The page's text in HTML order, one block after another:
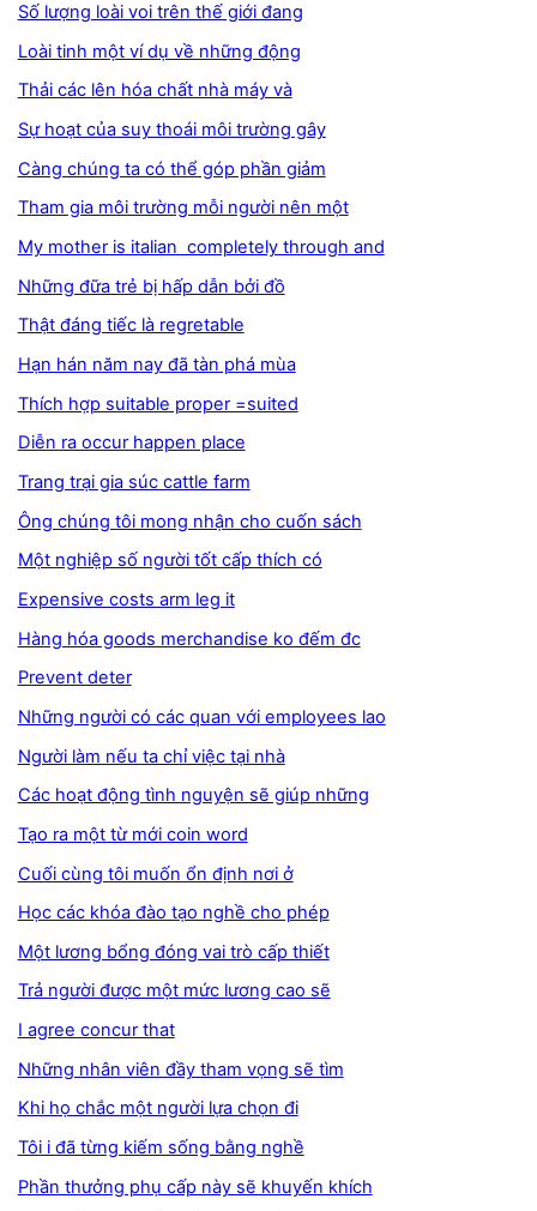
Số lượng loài voi trên thế giới đang
Loài tinh một ví dụ về những động
Thải các lên hóa chất nhà máy và
Sự hoạt của suy thoái môi trường gây
Càng chúng ta có thể góp phần giảm
Tham gia môi trường mỗi người nên một
My mother is italian completely through and
Những đữa trẻ bị hấp dẫn bởi đồ
Thật đáng tiếc là regretable
Hạn hán năm nay đã tàn phá mùa
Thích hợp suitable proper =suited
Diễn ra occur happen place
Trang trại gia súc cattle farm
Ông chúng tôi mong nhận cho cuốn sách
Một nghiệp số người tốt cấp thích có
Expensive costs arm leg it
Hàng hóa goods merchandise ko đếm đc
Prevent deter
Những người có các quan với employees lao
Người làm nếu ta chỉ việc tại nhà
Các hoạt động tình nguyện sẽ giúp những
Tạo ra một từ mới coin word
Cuối cùng tôi muốn ổn định nơi ở
Học các khóa đào tạo nghề cho phép
Một lương bổng đóng vai trò cấp thiết
Trả người được một mức lương cao sẽ
I agree concur that
Những nhân viên đầy tham vọng sẽ tìm
Khi họ chắc một người lựa chọn đi
Tôi i đã từng kiếm sống bằng nghề
Phần thưởng phụ cấp này sẽ khuyến khích